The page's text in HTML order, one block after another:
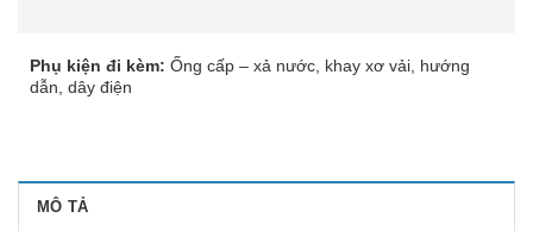
MÔ TẢ
Phụ kiện đi kèm: Ống cấp – xả nước, khay xơ vải, hướng
dẫn, dây điện